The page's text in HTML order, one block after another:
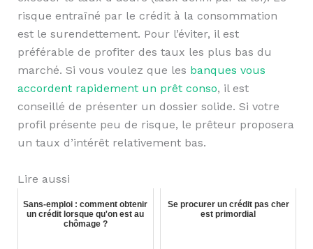
risque entraîné par le crédit à la consommation
est le surendettement. Pour l’éviter, il est
préférable de profiter des taux les plus bas du
marché. Si vous voulez que les banques vous
accordent rapidement un prêt conso, il est
conseillé de présenter un dossier solide. Si votre
profil présente peu de risque, le prêteur proposera
un taux d’intérêt relativement bas.
Lire aussi
Sans-emploi : comment obtenir
un crédit lorsque qu'on est au
chômage ?
Se procurer un crédit pas cher
est primordial